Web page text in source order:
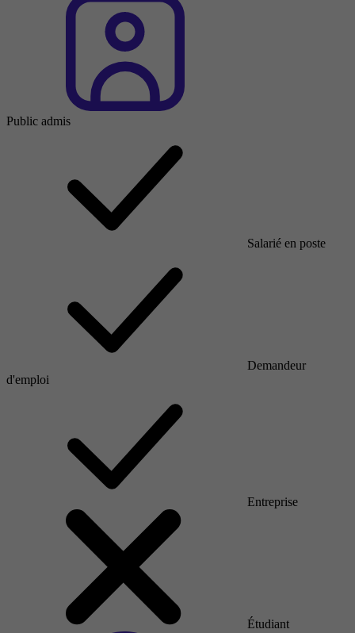
Public admis
Salarié en poste
Demandeur
d'emploi
Entreprise
Étudiant